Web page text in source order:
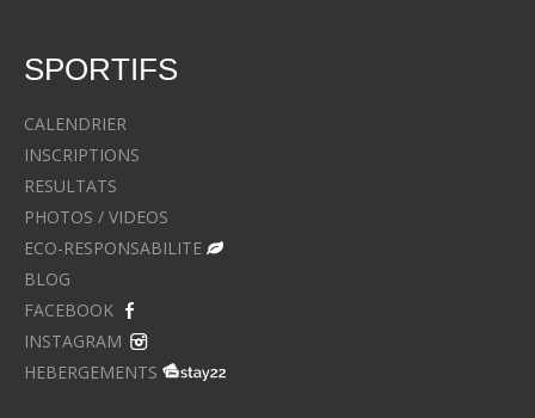
SPORTIFS
CALENDRIER
INSCRIPTIONS
RESULTATS
PHOTOS / VIDEOS
ECO-RESPONSABILITE
BLOG
FACEBOOK
INSTAGRAM
HEBERGEMENTS